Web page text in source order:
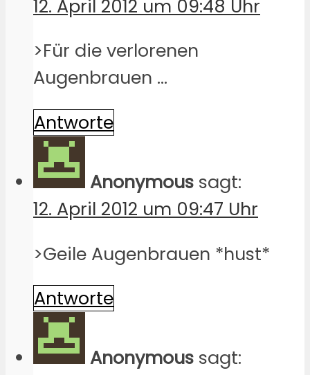
12. April 2012 um 09:48 Uhr
>Für die verlorenen
Augenbrauen …
Antworte
Anonymous sagt:
12. April 2012 um 09:47 Uhr
>Geile Augenbrauen *hust*
Antworte
Anonymous sagt: